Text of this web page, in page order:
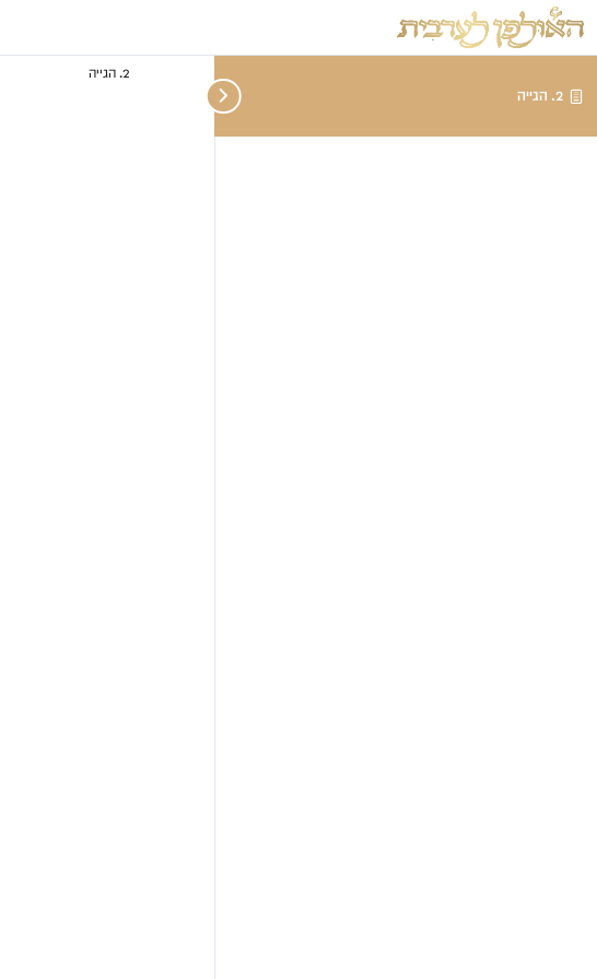
2. הגייה
2. הגייה